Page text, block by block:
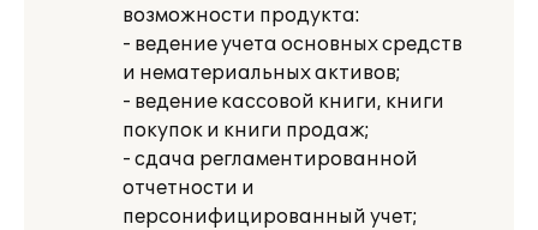
возможности продукта:
- ведение учета основных средств
и нематериальных активов;
- ведение кассовой книги, книги
покупок и книги продаж;
- сдача регламентированной
отчетности и
персонифицированный учет;